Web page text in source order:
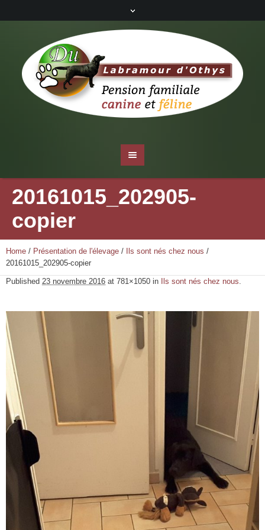
20161015_202905-
copier
Home / Présentation de l'élevage / Ils sont nés chez nous /
20161015_202905-copier
Published 23 novembre 2016 at 781×1050 in Ils sont nés chez nous.